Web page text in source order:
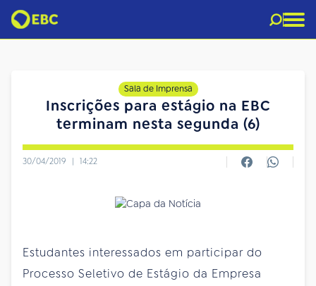
Sala de Imprensa
Inscrições para estágio na EBC
terminam nesta segunda (6)
30/04/2019 | 14:22
Estudantes interessados em participar do
Processo Seletivo de Estágio da Empresa